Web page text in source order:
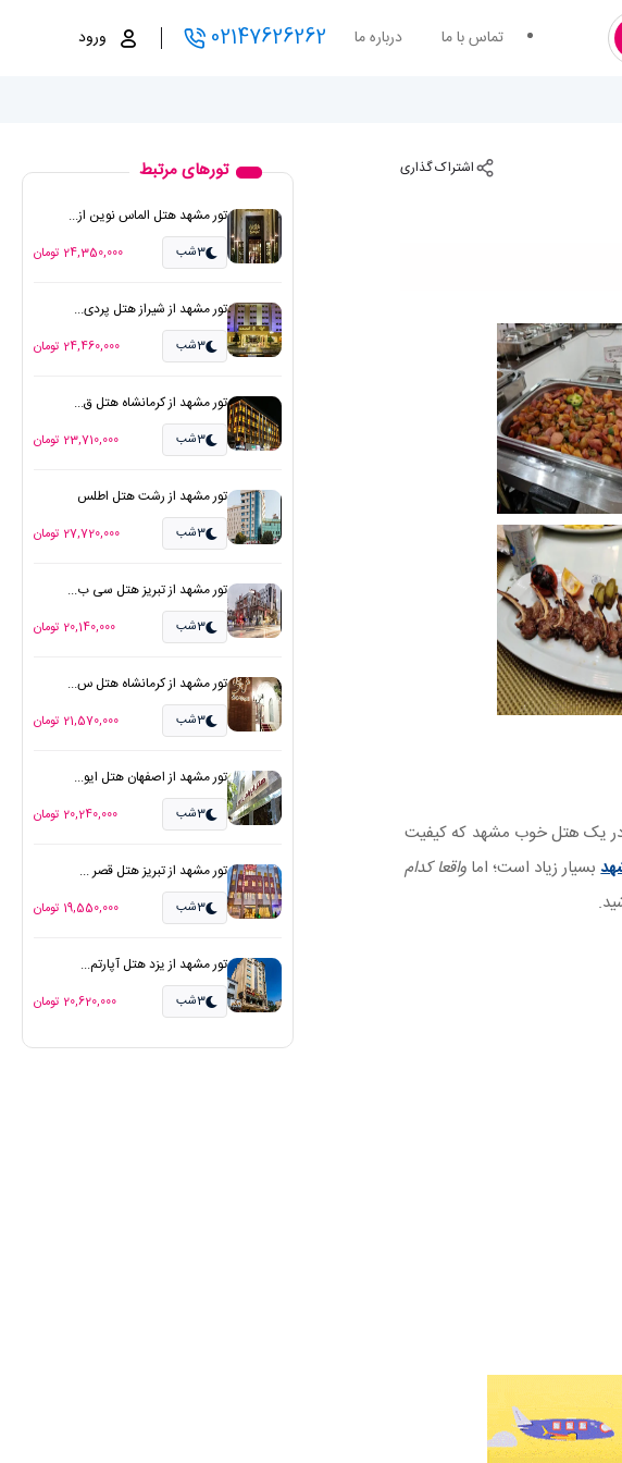
تماس با ما درباره ما 02147626262 ورود
اشتراک گذاری
یک هتل خوب مشهد که کیفیت
بسیار زیاد است؛ اما واقعا کدام
تورهای مرتبط
تور مشهد هتل الماس نوین از...
3شب 24,350,000 تومان
تور مشهد از شیراز هتل پردی...
3شب 24,460,000 تومان
تور مشهد از کرمانشاه هتل ق...
3شب 23,710,000 تومان
تور مشهد از رشت هتل اطلس
3شب 27,720,000 تومان
تور مشهد از تبریز هتل سی ب...
3شب 20,140,000 تومان
تور مشهد از کرمانشاه هتل س...
3شب 21,570,000 تومان
تور مشهد از اصفهان هتل ایو...
3شب 20,240,000 تومان
تور مشهد از تبریز هتل قصر ...
3شب 19,550,000 تومان
تور مشهد از یزد هتل آپارتم...
3شب 20,620,000 تومان